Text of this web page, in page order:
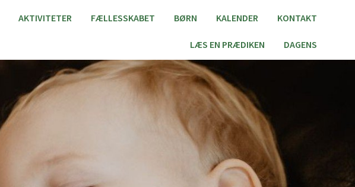
AKTIVITETER FÆLLESSKABET BØRN KALENDER KONTAKT
LÆS EN PRÆDIKEN DAGENS